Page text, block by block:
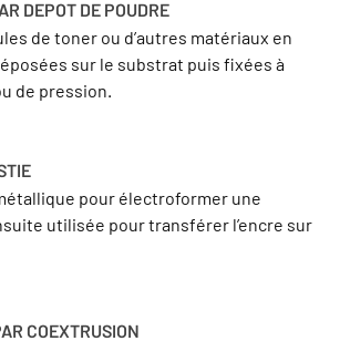
DEPOT DE POUDRE
de toner ou d’autres matériaux en
sur le substrat puis fixées à
de pression.
pour électroformer une
utilisée pour transférer l’encre sur
COEXTRUSION